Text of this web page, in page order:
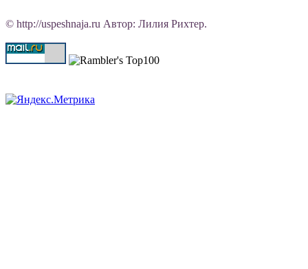
© http://uspeshnaja.ru Автор: Лилия Рихтер.